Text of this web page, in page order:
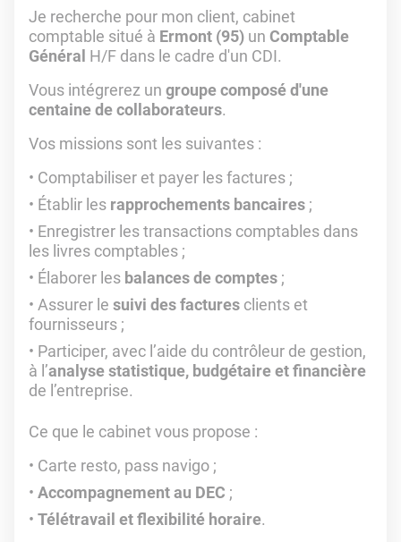
Je recherche pour mon client, cabinet
comptable situé à Ermont (95) un Comptable
Général H/F dans le cadre d'un CDI.
Vous intégrerez un groupe composé d'une
centaine de collaborateurs.
Vos missions sont les suivantes :
Comptabiliser et payer les factures ;
Établir les rapprochements bancaires ;
Enregistrer les transactions comptables dans
les livres comptables ;
Élaborer les balances de comptes ;
Assurer le suivi des factures clients et
fournisseurs ;
Participer, avec l’aide du contrôleur de gestion,
à l’analyse statistique, budgétaire et financière
de l’entreprise.
Ce que le cabinet vous propose :
Carte resto, pass navigo ;
Accompagnement au DEC ;
Télétravail et flexibilité horaire.